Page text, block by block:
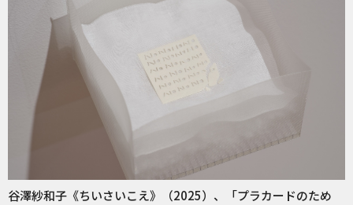
谷澤紗和子《ちいさいこえ》（2025）、「プラカードのため